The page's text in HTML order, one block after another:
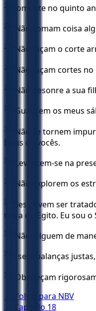
25 Somente no quinto
26 “Não comam coisa
27 “Não façam o corte
28 “Não façam cortes
29 “Não desonre a sua
30 “Guardem os meus
31
“Não se tornem
Deus de vocês.
32 “Levantem-se na
33 “Não explorem os
34
Eles devem ser
terra do Egito. Eu sou o
35 “Não julguem de
36 Usem balanças
37
“Obedeçam
← Voltar para NBV
← Capítulo 18